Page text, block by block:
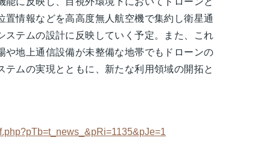
置情報などを高高度無人航空機で集約し衛星通
ステムの設計に反映していく予定。また、これ
や地上通信設備が未整備な地帯でもドローンの
テムの実現とともに、新たな利用領域の開拓と